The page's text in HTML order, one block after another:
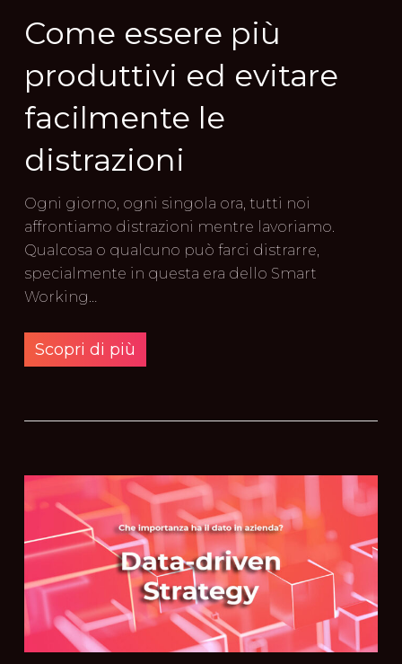
Come essere più
produttivi ed evitare
facilmente le
distrazioni
Ogni giorno, ogni singola ora, tutti noi
affrontiamo distrazioni mentre lavoriamo.
Qualcosa o qualcuno può farci distrarre,
specialmente in questa era dello Smart
Working…
Scopri di più